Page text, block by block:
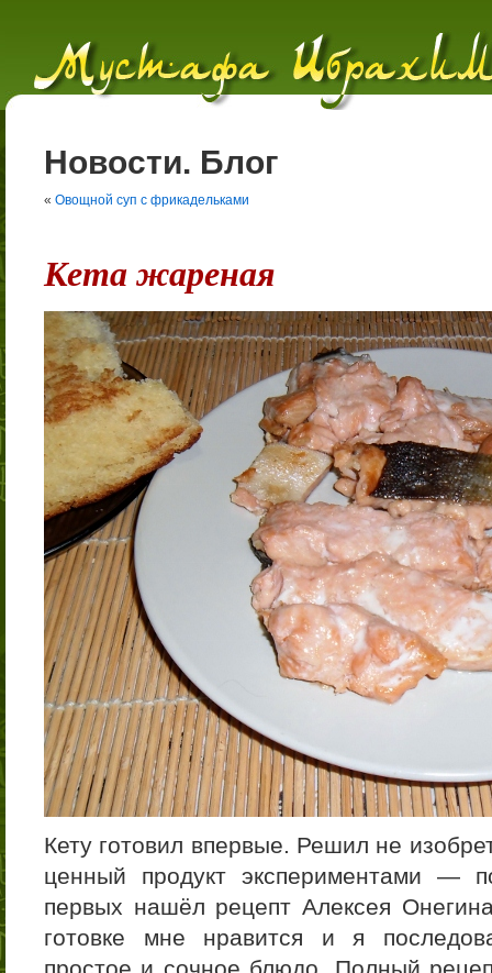
Новости. Блог
« Овощной суп с фрикадельками
Кета жареная
Кету готовил впервые. Решил не
ценный продукт экспериментами —
первых нашёл рецепт Алексея
готовке мне нравится и я